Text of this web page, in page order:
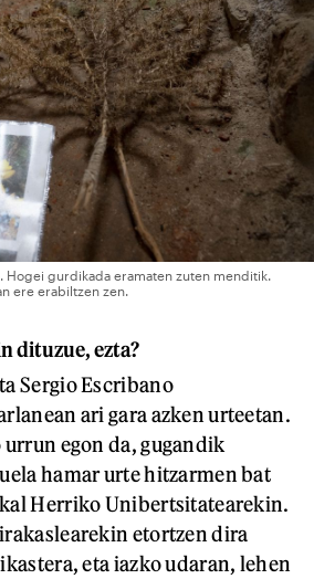
Hogei gurdikada eramaten zuten menditik.
ere erabiltzen zen.
dituzue, ezta?
Sergio Escribano
ari gara azken urteetan.
egon da, gugandik
hamar urte hitzarmen bat
Herriko Unibertsitatearekin.
etortzen dira
eta iazko udaran, lehen